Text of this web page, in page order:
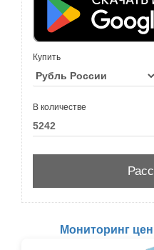
Купить
В количестве
Мониторинг